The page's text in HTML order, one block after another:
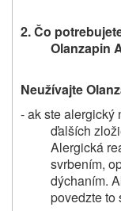
2. Čo
Olanzapin
Neužívajte
- ak ste alergický
ďalších
Alergická
svrbením,
dýchaním.
povedzte to